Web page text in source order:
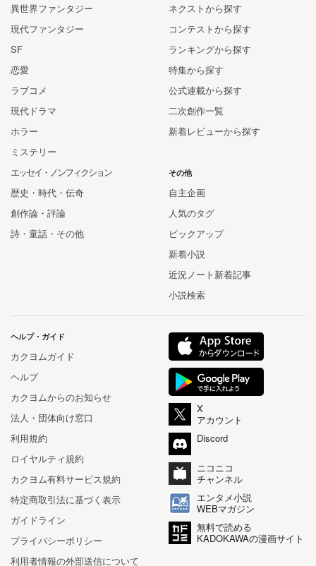
ネクストから探す
コンテストから探す
ランキングから探す
特集から探す
公式連載から探す
二次創作一覧
新着レビューから探す
異世界ファンタジー
現代ファンタジー
SF
恋愛
ラブコメ
現代ドラマ
ホラー
ミステリー
エッセイ・ノンフィクション
歴史・時代・伝奇
創作論・評論
詩・童話・その他
その他
自主企画
人気のタグ
ピックアップ
新着小説
近況ノート新着記事
小説検索
ヘルプ・ガイド
カクヨムガイド
ヘルプ
カクヨムからのお知らせ
法人・団体向け窓口
利用規約
ロイヤルティ規約
カクヨム有料サービス規約
特定商取引法に基づく表示
ガイドライン
プライバシーポリシー
利用者情報の外部送信について
X
アカウント
Discord
ニコニコ
チャンネル
エンタメ小説
WEBマガジン
無料で読める
KADOKAWAの漫画サイト